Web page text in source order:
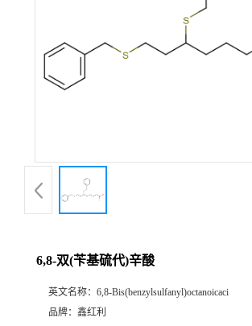
6,8-双(苄基硫代)辛酸
英文名称： 6,8-Bis(benzylsulfanyl)octanoicaci
品牌： 鑫红利